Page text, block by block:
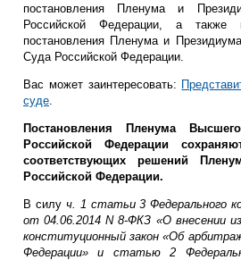
постановления Пленума и
Российской Федерации, а также
постановления Пленума и
Суда Российской Федерации.
Вас может заинтересовать:
суде
Постановления Пленума
Российской Федерации
соответствующих решений
Российской Федерации.
В силу ч. 1 статьи 3 Федерального
от 04.06.2014 N 8-ФКЗ «О внесении
конституционный закон «Об
Федерации» и статью 2